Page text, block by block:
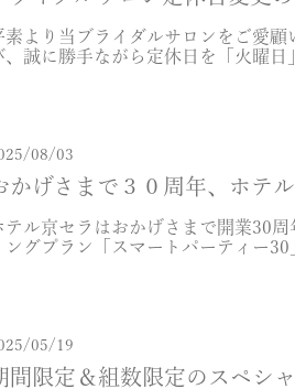
素より当ブライダルサロンをご愛顧
、誠に勝手ながら定休日を「火曜
08/03
かげさまで３０周年、ホテ
テル京セラはおかげさまで開業30
ングプラン「スマートパーティー
05/19
間限定＆組数限定のスペシ